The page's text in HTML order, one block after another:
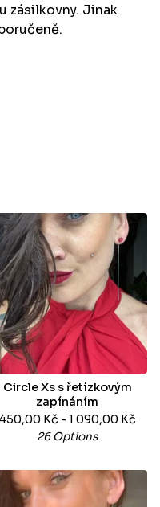
zásilkovny. Jinak
Circle Xs s řetízkovým
zapínáním
450,00 Kč - 1 090,00 Kč
26 Options